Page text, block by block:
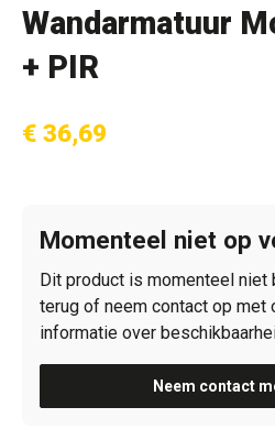
Wandarmatuur
+ PIR
€ 36,69
Momenteel niet op
Dit product is momenteel niet
terug of neem contact op met
informatie over
Neem contact